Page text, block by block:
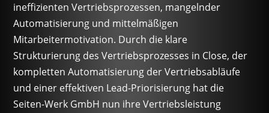
ineffizienten Vertriebsprozessen, mangelnder
Automatisierung und mittelmäßigen
Mitarbeitermotivation. Durch die klare
Strukturierung des Vertriebsprozesses in Close, der
kompletten Automatisierung der Vertriebsabläufe
und einer effektiven Lead-Priorisierung hat die
Seiten-Werk GmbH nun ihre Vertriebsleistung